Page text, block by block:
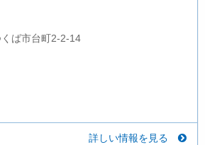
ば市台町2-2-14
詳しい情報を見る